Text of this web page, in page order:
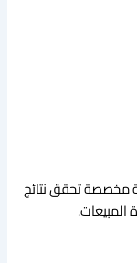
مخصصة تحقق نتائج
المبيعات.